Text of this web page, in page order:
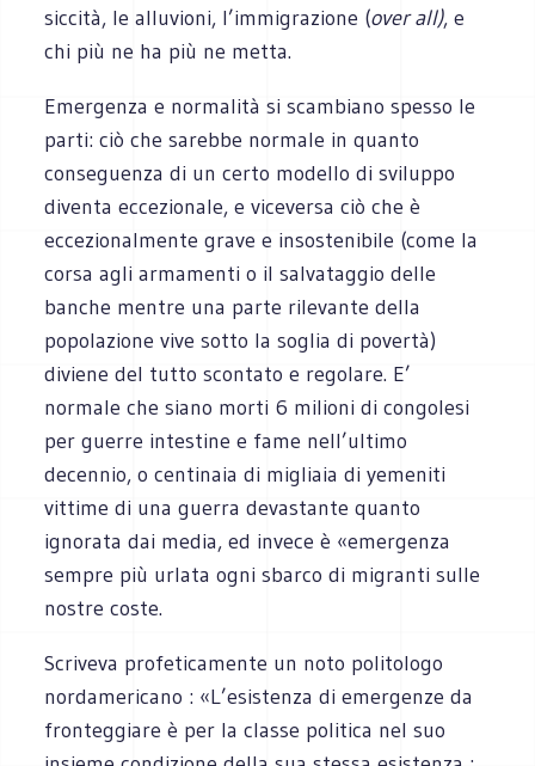
siccità, le alluvioni, l’immigrazione (over all), e
chi più ne ha più ne metta.
Emergenza e normalità si scambiano spesso le
parti: ciò che sarebbe normale in quanto
conseguenza di un certo modello di sviluppo
diventa eccezionale, e viceversa ciò che è
eccezionalmente grave e insostenibile (come la
corsa agli armamenti o il salvataggio delle
banche mentre una parte rilevante della
popolazione vive sotto la soglia di povertà)
diviene del tutto scontato e regolare. E’
normale che siano morti 6 milioni di congolesi
per guerre intestine e fame nell’ultimo
decennio, o centinaia di migliaia di yemeniti
vittime di una guerra devastante quanto
ignorata dai media, ed invece è «emergenza
sempre più urlata ogni sbarco di migranti sulle
nostre coste.
Scriveva profeticamente un noto politologo
nordamericano : «L’esistenza di emergenze da
fronteggiare è per la classe politica nel suo